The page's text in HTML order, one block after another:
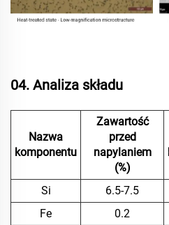
04. Analiza składu
Nazwa
komponentu
Zawartość
przed
napylaniem
(%)
Si 6.5-7.5
Fe
0.2